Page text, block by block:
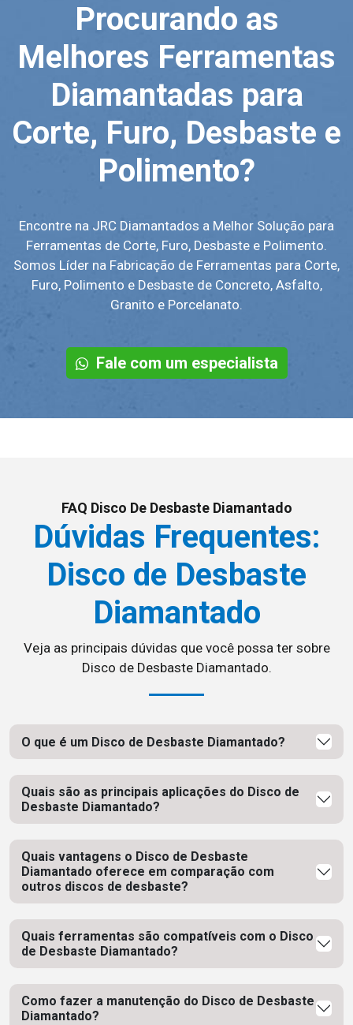
Procurando as
Melhores Ferramentas
Diamantadas para
Corte, Furo, Desbaste e
Polimento?
Encontre na JRC Diamantados a Melhor Solução para
Ferramentas de Corte, Furo, Desbaste e Polimento.
Somos Líder na Fabricação de Ferramentas para Corte,
Furo, Polimento e Desbaste de Concreto, Asfalto,
Granito e Porcelanato.
Fale com um especialista
FAQ Disco De Desbaste Diamantado
Dúvidas Frequentes:
Disco de Desbaste
Diamantado
Veja as principais dúvidas que você possa ter sobre
Disco de Desbaste Diamantado.
O que é um Disco de Desbaste Diamantado?
Quais são as principais aplicações do Disco de
Desbaste Diamantado?
Quais vantagens o Disco de Desbaste
Diamantado oferece em comparação com
outros discos de desbaste?
Quais ferramentas são compatíveis com o Disco
de Desbaste Diamantado?
Como fazer a manutenção do Disco de Desbaste
Diamantado?